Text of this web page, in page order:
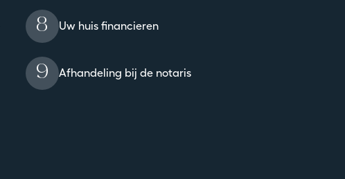
8 Uw huis financieren
9 Afhandeling bij de notaris